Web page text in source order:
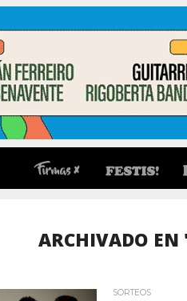
ARCHIVADO
SORTEOS